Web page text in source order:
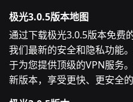
极光3.0.5版本地图
通过下载极光3.0.5版本免费
我们最新的安全和隐私功能
于为您提供顶级的VPN服务
新版本，享受更快、更安全的